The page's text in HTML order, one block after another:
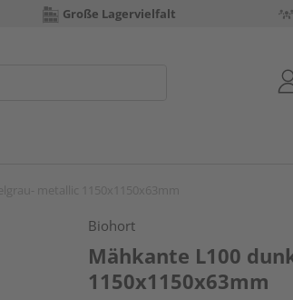
Große Lagervielfalt
Biohort
Mähkante L100
1150x1150x63mm